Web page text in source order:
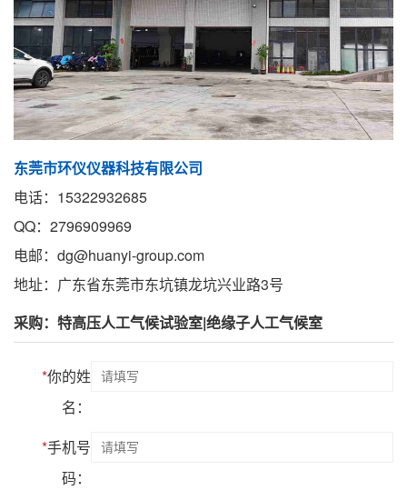
东莞市环仪仪器科技有限公司
电话：15322932685
QQ：2796909969
电邮：dg@huanyi-group.com
地址：广东省东莞市东坑镇龙坑兴业路3号
采购：特高压人工气候试验室|绝缘子人工气候室
*你的姓
名：
*手机号
码：